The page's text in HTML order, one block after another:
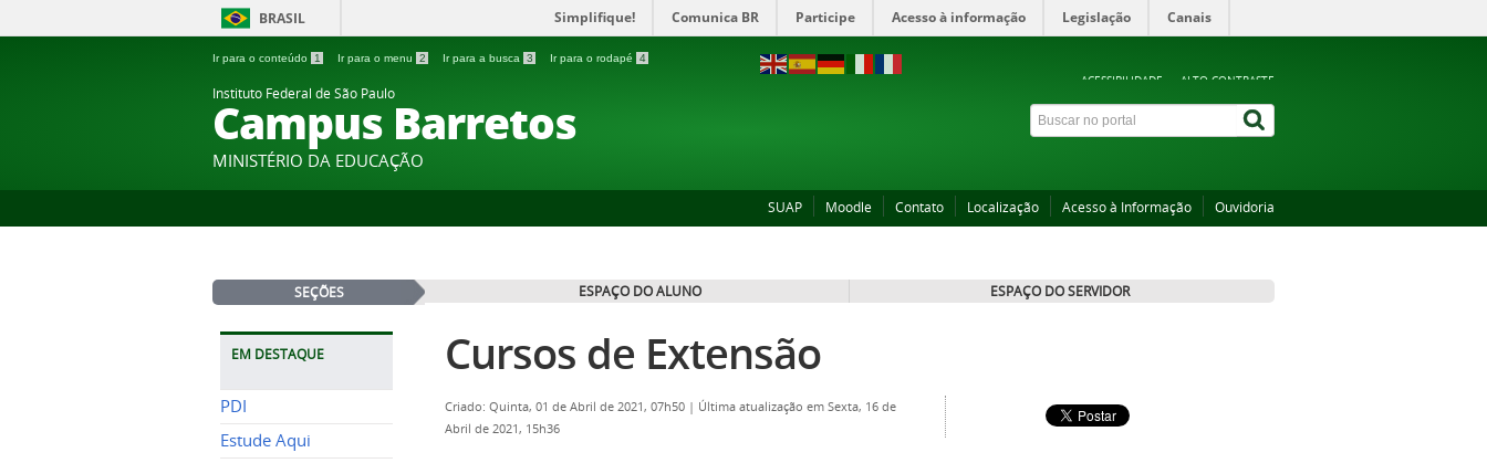
BRASIL Simplifique! Comunica BR Participe Acesso à informação Legislação Canais
Ir para o conteúdo 1 Ir para o menu 2 Ir para a busca 3 Ir para o rodapé 4
ACESSIBILIDADE ALTO CONTRASTE
Instituto Federal de São Paulo
Campus Barretos
MINISTÉRIO DA EDUCAÇÃO
SUAP Moodle Contato Localização Acesso à Informação Ouvidoria
SEÇÕES ESPAÇO DO ALUNO ESPAÇO DO SERVIDOR
EM DESTAQUE
PDI
Estude Aqui
Cursos de Extensão
Criado: Quinta, 01 de Abril de 2021, 07h50 | Última atualização em Sexta, 16 de
Abril de 2021, 15h36